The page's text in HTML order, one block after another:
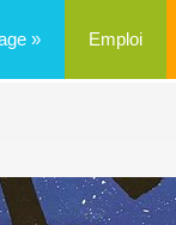
» Emploi